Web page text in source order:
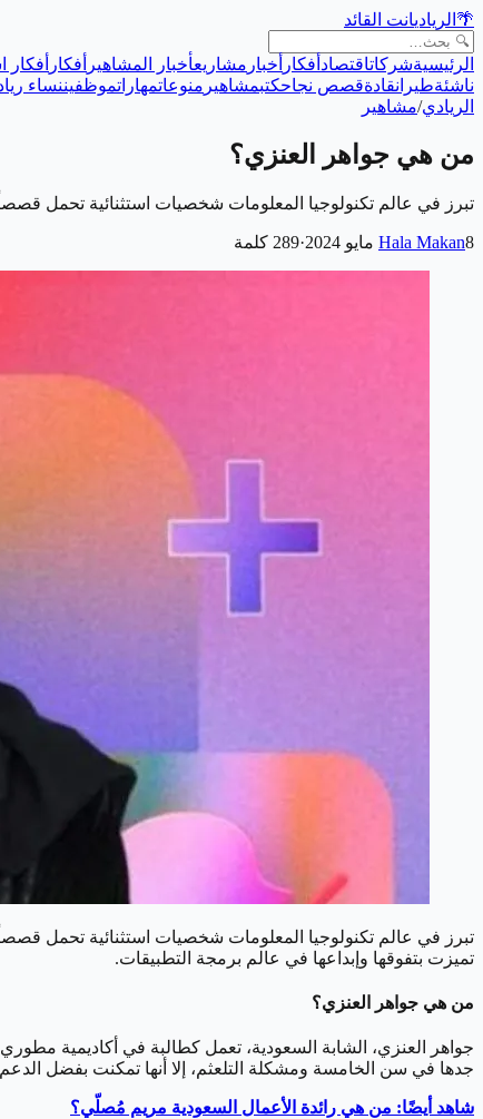
🌴 الرياديانت القائد
الرئيسيةشركاتاقتصاد أفكار أخبار مشاريعأخبار المشاهير أفكار أفكار
ناشئةطيرانقادةقصص نجاحكتبمشاهير منوعاتمهاراتموظفيننساء
الريادي/مشاهير
من هي جواهر العنزي؟
تبرز في عالم تكنولوجيا المعلومات شخصيات استثنائية تحمل
Hala Makan8 مايو 2024 ·
289 كلمة
تبرز في عالم تكنولوجيا المعلومات شخصيات استثنائية تحمل
تميزت بتفوقها وإبداعها في عالم برمجة التطبيقات.
من هي جواهر العنزي؟
جواهر العنزي، الشابة السعودية، تعمل كطالبة في أكاديمية
جدها في سن الخامسة ومشكلة التلعثم، إلا أنها تمكنت بفضل
شاهد أيضًا: من هي رائدة الأعمال السعودية مريم مُصلّي؟